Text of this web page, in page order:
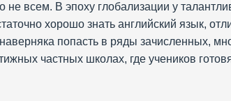
всем. В эпоху глобализации у
хорошо знать английский язык,
попасть в ряды зачисленных,
частных школах, где учеников